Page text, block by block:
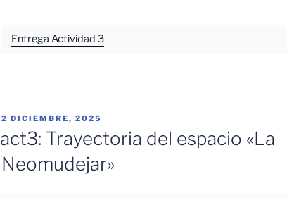
Entrega Actividad 3
PUBLICADO
2 DICIEMBRE, 2025
act3: Trayectoria del espacio «La
Neomudejar»